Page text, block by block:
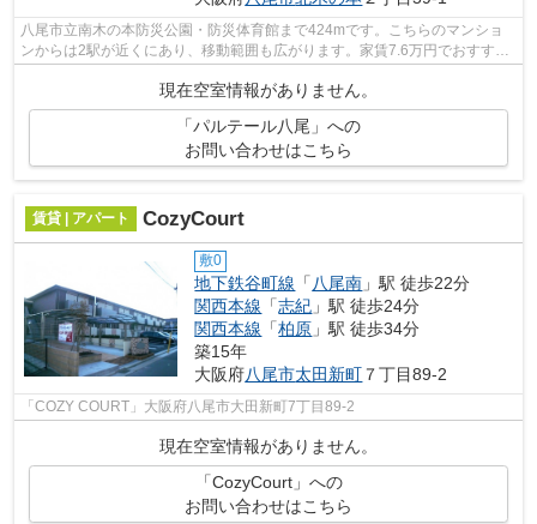
八尾市立南木の本防災公園・防災体育館まで424mです。こちらのマンショ
ンからは2駅が近くにあり、移動範囲も広がります。家賃7.6万円でおすすめ
の物件です。ぜひ一度見ていただきたい...
現在空室情報がありません。
「パルテール八尾」への
お問い合わせはこちら
賃貸 | アパート CozyCourt
敷0
地下鉄谷町線 「八尾南 」駅 徒歩22分
関西本線 「志紀 」駅 徒歩24分
関西本線 「柏原 」駅 徒歩34分
築15年
大阪府八尾市太田新町 ７丁目89-2
「COZY COURT」大阪府八尾市大田新町7丁目89-2
現在空室情報がありません。
「CozyCourt」への
お問い合わせはこちら